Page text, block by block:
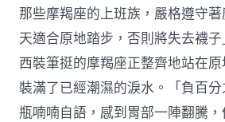
那些摩羯座的上班族，嚴格遵守
天適合原地踏步，否則將失去襪
西裝筆挺的摩羯座正整齊地站在
裝滿了已經潮濕的淚水。「負百
瓶喃喃自語，感到胃部一陣翻騰